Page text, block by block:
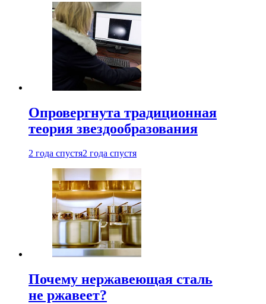
Опровергнута традиционная
теория звездообразования
2 года спустя2 года спустя
Почему нержавеющая сталь
не ржавеет?